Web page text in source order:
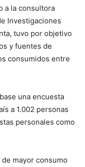
a la consultora
Investigaciones
tuvo por objetivo
y fuentes de
consumidos entre
una encuesta
a 1.002 personas
personales como
mayor consumo